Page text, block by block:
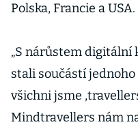
Polska, Francie a USA.
„S nárůstem digitální
stali součástí
všichni jsme
Mindtravellers nám